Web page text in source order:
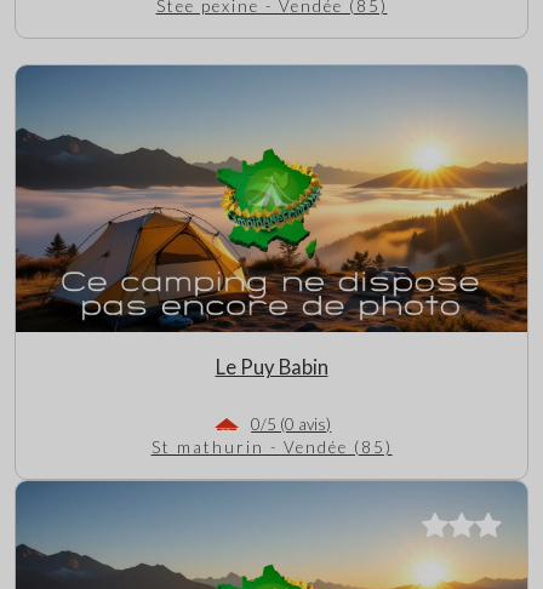
Stee pexine - Vendée (85)
Le Puy Babin
0/5 (0 avis)
St mathurin - Vendée (85)